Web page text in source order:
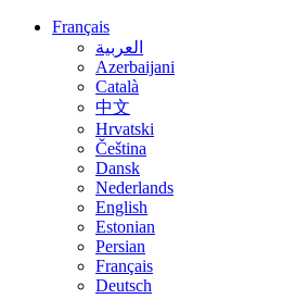
Français
العربية
Azerbaijani
Català
中文
Hrvatski
Čeština
Dansk
Nederlands
English
Estonian
Persian
Français
Deutsch